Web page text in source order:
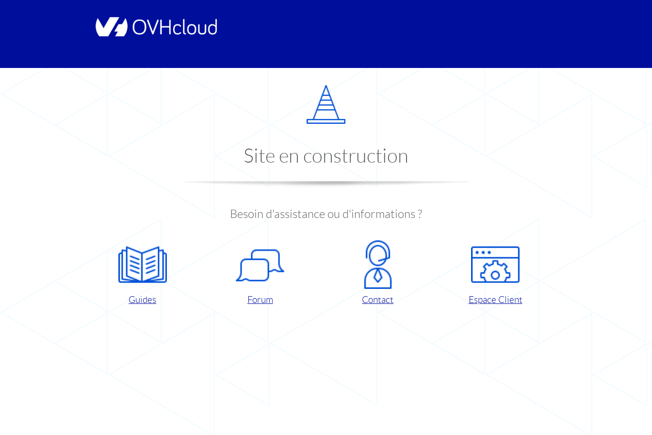
Site en construction
Besoin d'assistance ou d'informations ?
Guides Forum Contact Espace Client